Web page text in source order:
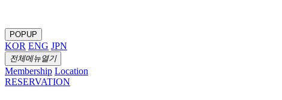
POPUP
KOR ENG JPN
전체메뉴열기
Membership Location
RESERVATION